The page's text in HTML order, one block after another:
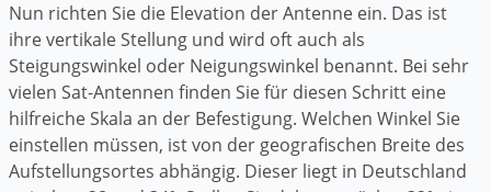
Nun richten Sie die Elevation der Antenne ein. Das ist
ihre vertikale Stellung und wird oft auch als
Steigungswinkel oder Neigungswinkel benannt. Bei sehr
vielen Sat-Antennen finden Sie für diesen Schritt eine
hilfreiche Skala an der Befestigung. Welchen Winkel Sie
einstellen müssen, ist von der geografischen Breite des
Aufstellungsortes abhängig. Dieser liegt in Deutschland